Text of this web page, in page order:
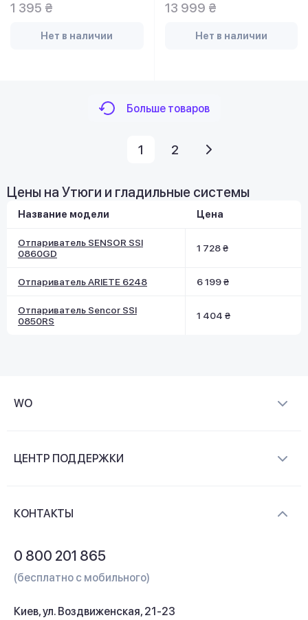
1 395 ₴
Нет в наличии
13 999 ₴
Нет в наличии
Больше товаров
1 2
Цены на Утюги и гладильные системы
Название модели Цена
Отпариватель SENSOR SSI
0860GD
1 728 ₴
Отпариватель ARIETE 6248 6 199 ₴
Отпариватель Sencor SSI
0850RS
1 404 ₴
WO
Контакты
ЦЕНТР ПОДДЕРЖКИ
КОНТАКТЫ
0 800 201 865
(бесплатно с мобильного)
Киев, ул. Воздвиженская, 21-23